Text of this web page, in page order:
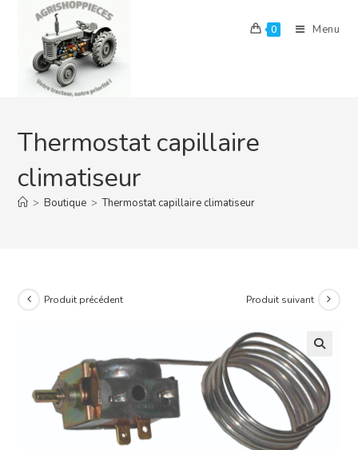
content
0 Menu
Thermostat capillaire
climatiseur
> Boutique > Thermostat capillaire climatiseur
Produit précédent Produit suivant